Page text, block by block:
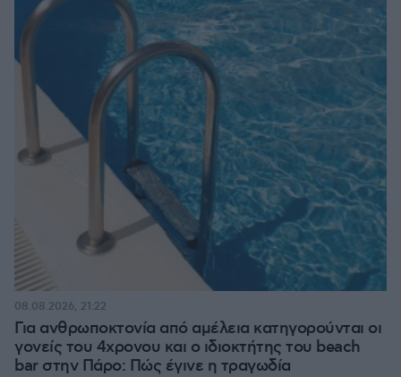
Για ανθρωποκτονία από αμέλεια κατηγορούνται οι
γονείς του 4χρονου και ο ιδιοκτήτης του beach
bar στην Πάρο: Πώς έγινε η τραγωδία
08.08.2026, 21:22